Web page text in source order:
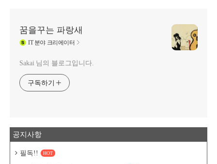
꿈을꾸는 파랑새
IT분야 크리에이터
Sakai 님의 블로그입니다.
구독하기
공지사항
필독!! HOT